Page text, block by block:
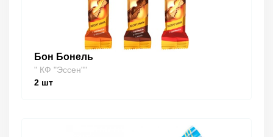
Бон Бонель
" КФ "Эссен""
2 шт